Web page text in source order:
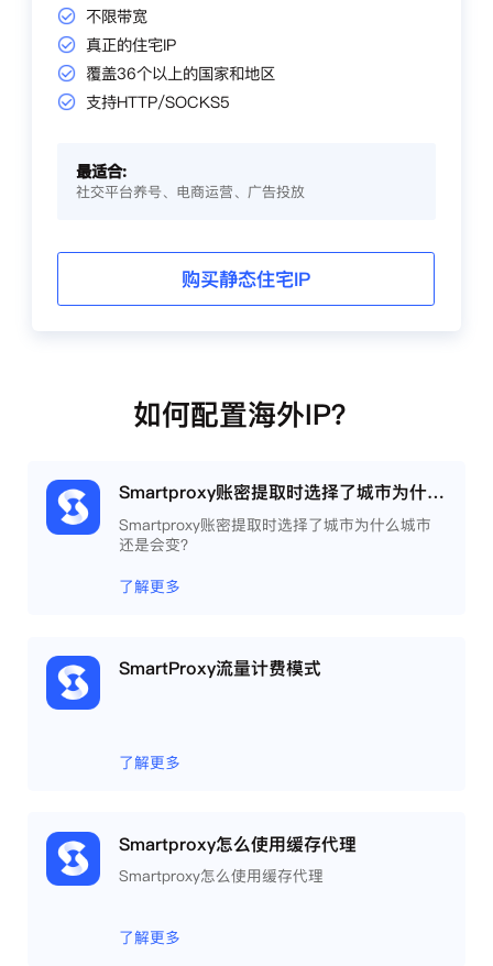
不限带宽
真正的住宅IP
覆盖36个以上的国家和地区
支持HTTP/SOCKS5
最适合:
社交平台养号、电商运营、广告投放
购买静态住宅IP
如何配置海外IP？
Smartproxy账密提取时选择了城市为什么城市还是会变？
Smartproxy账密提取时选择了城市为什么城市
还是会变？
了解更多
SmartProxy流量计费模式
了解更多
Smartproxy怎么使用缓存代理
Smartproxy怎么使用缓存代理
了解更多